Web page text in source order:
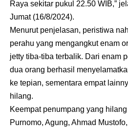
Raya sekitar pukul 22.50 WIB,”
Jumat (16/8/2024).
Menurut penjelasan, peristiwa
perahu yang mengangkut enam
jetty tiba-tiba terbalik. Dari enam
dua orang berhasil
ke tepian, sementara empat
hilang.
Keempat penumpang yang
Purnomo, Agung, Ahmad